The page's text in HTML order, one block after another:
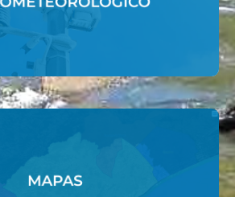
MAPAS
Acessar